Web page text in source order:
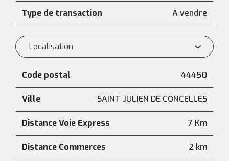
Type de transaction A vendre
Localisation
Code postal 44450
Ville SAINT JULIEN DE CONCELLES
Distance Voie Express 7 Km
Distance Commerces 2 km